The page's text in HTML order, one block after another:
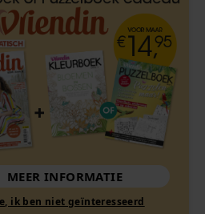
MEER INFORMATIE
Nee, ik ben niet geïnteresseerd